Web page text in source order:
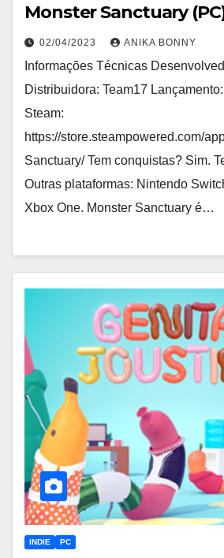
Monster Sanctuary
02/04/2023 ANIKA BONNY
Informações Técnicas
Distribuidora: Team17
Steam:
https://store.steampowered.com/
Sanctuary/ Tem conquistas? Sim.
Outras plataformas: Nintendo
Xbox One. Monster Sanctuary é…
INDIE PC